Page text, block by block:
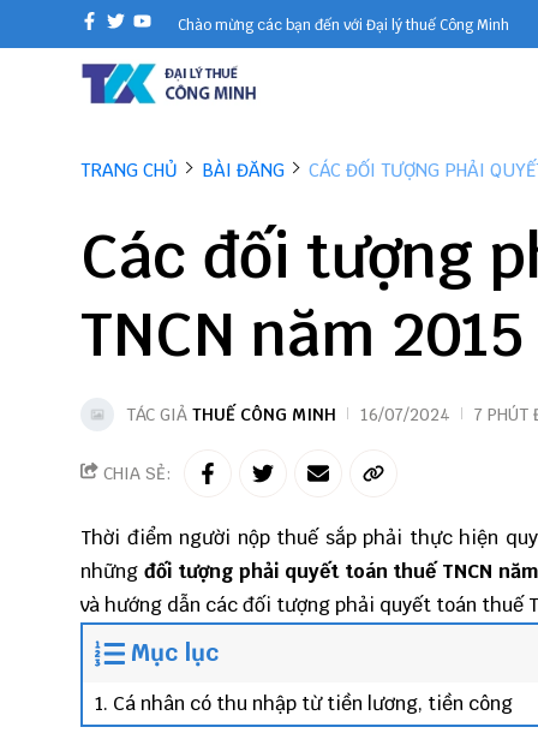
Chào mừng các bạn đến với Đại lý thuế Công Minh
TRANG CHỦ BÀI ĐĂNG CÁC ĐỐI TƯỢNG PHẢI
Các đối tượng
TNCN năm 2015
TÁC GIẢ THUẾ CÔNG MINH 16/07/2024 7 PHÚT
CHIA SẺ:
Thời điểm người nộp thuế sắp phải thực hiện
những đối tượng phải quyết toán thuế TNCN
và hướng dẫn các đối tượng phải quyết toán thuế
Mục lục
1. Cá nhân có thu nhập từ tiền lương, tiền công